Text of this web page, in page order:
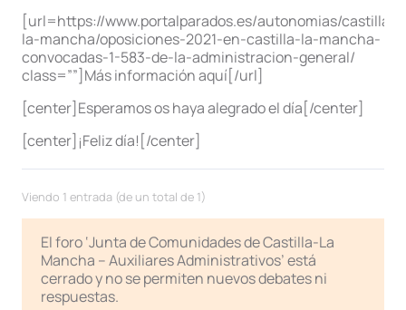
[url=https://www.portalparados.es/autonomias/castilla-
la-mancha/oposiciones-2021-en-castilla-la-mancha-
convocadas-1-583-de-la-administracion-general/
class=””]Más información aquí[/url]
[center]Esperamos os haya alegrado el día[/center]
[center]¡Feliz día![/center]
Viendo 1 entrada (de un total de 1)
El foro ‘Junta de Comunidades de Castilla-La
Mancha – Auxiliares Administrativos’ está
cerrado y no se permiten nuevos debates ni
respuestas.